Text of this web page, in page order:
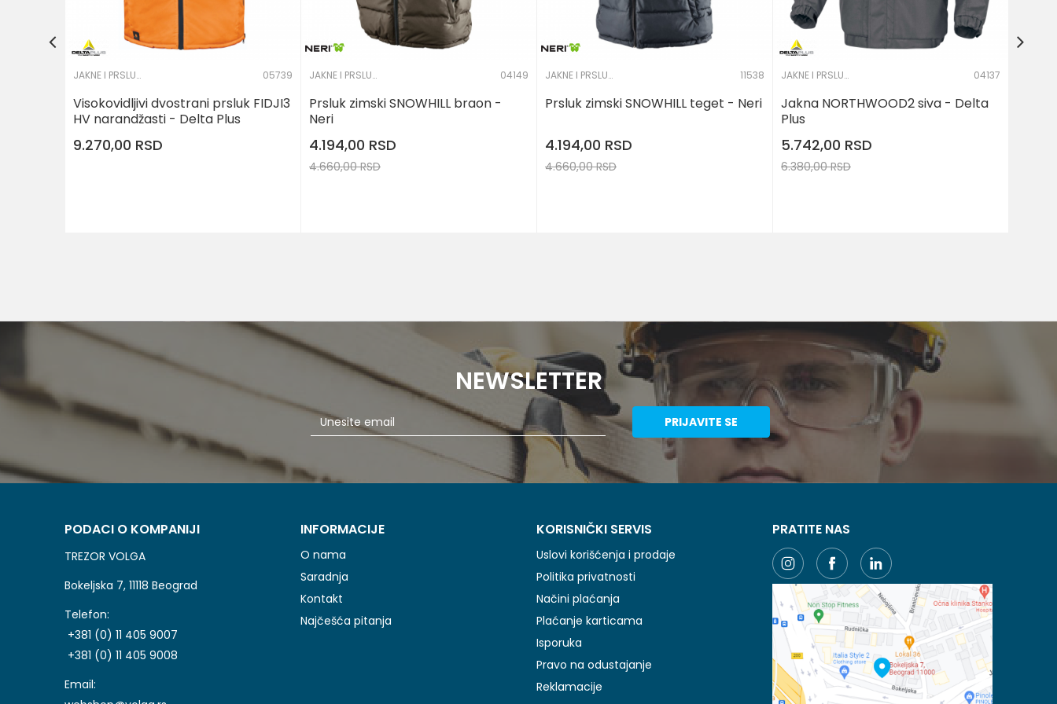
JAKNE I PRSLUCI 05739
Visokovidljivi dvostrani prsluk FIDJI3
HV narandžasti - Delta Plus
9.270,00 RSD
JAKNE I PRSLUCI 04149
Prsluk zimski SNOWHILL braon -
Neri
4.194,00 RSD
4.660,00RSD
JAKNE I PRSLUCI 11538
Prsluk zimski SNOWHILL teget - Neri
4.194,00 RSD
4.660,00RSD
JAKNE I PRSLUCI 04137
Jakna NORTHWOOD2 siva - Delta
Plus
5.742,00 RSD
6.380,00RSD
NEWSLETTER
PRIJAVITE SE
PODACI O KOMPANIJI
TREZOR VOLGA
Bokeljska 7, 11118 Beograd
Telefon:
+381 (0) 11 405 9007
+381 (0) 11 405 9008
Email:
INFORMACIJE
O nama
Saradnja
Kontakt
Najčešća pitanja
KORISNIČKI SERVIS
Uslovi korišćenja i prodaje
Politika privatnosti
Načini plaćanja
Plaćanje karticama
Isporuka
Pravo na odustajanje
Reklamacije
PRATITE NAS